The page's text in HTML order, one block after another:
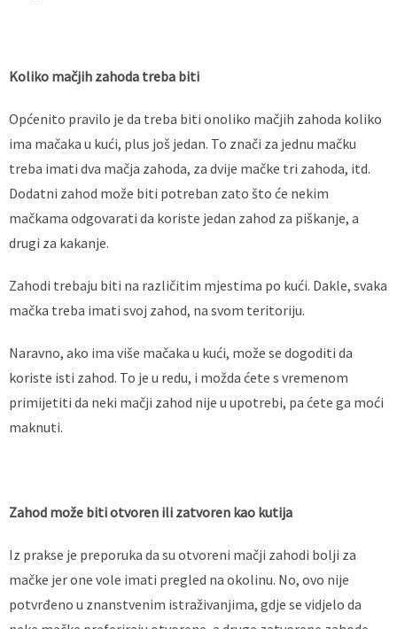
Koliko mačjih zahoda treba biti
Općenito pravilo je da treba biti onoliko mačjih zahoda koliko
ima mačaka u kući, plus još jedan. To znači za jednu mačku
treba imati dva mačja zahoda, za dvije mačke tri zahoda, itd.
Dodatni zahod može biti potreban zato što će nekim
mačkama odgovarati da koriste jedan zahod za piškanje, a
drugi za kakanje.
Zahodi trebaju biti na različitim mjestima po kući. Dakle, svaka
mačka treba imati svoj zahod, na svom teritoriju.
Naravno, ako ima više mačaka u kući, može se dogoditi da
koriste isti zahod. To je u redu, i možda ćete s vremenom
primijetiti da neki mačji zahod nije u upotrebi, pa ćete ga moći
maknuti.
Zahod može biti otvoren ili zatvoren kao kutija
Iz prakse je preporuka da su otvoreni mačji zahodi bolji za
mačke jer one vole imati pregled na okolinu. No, ovo nije
potvrđeno u znanstvenim istraživanjima, gdje se vidjelo da